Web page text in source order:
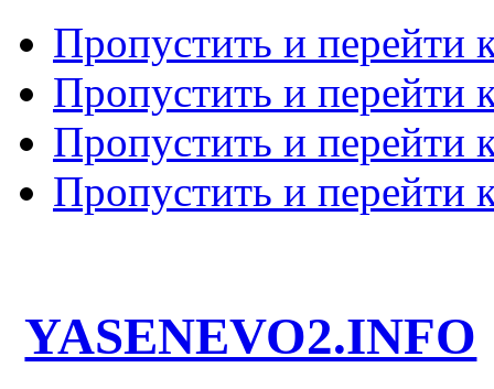
Пропустить и перейти
Пропустить и перейти
Пропустить и перейти
Пропустить и перейти
YASENEVO2.INFO